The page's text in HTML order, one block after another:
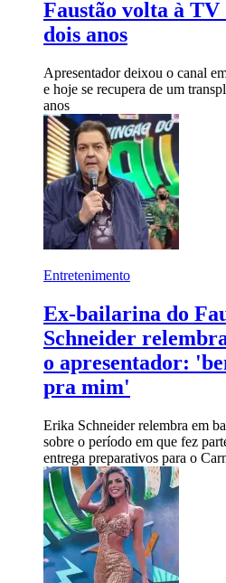
Faustão volta à TV
dois anos
Apresentador deixou o canal
e hoje se recupera de um
anos
Entretenimento
Ex-bailarina do
Schneider
o apresentador:
pra mim'
Erika Schneider relembra em
sobre o período em que fez
entrega preparativos para o